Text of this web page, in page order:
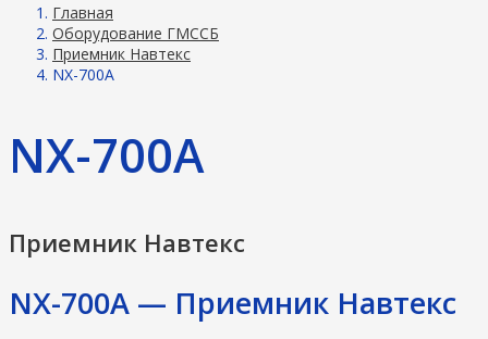
Главная
Оборудование ГМССБ
Приемник Навтекс
NX-700A
NX-700A
Приемник Навтекс
NX-700A — Приемник Навтекс